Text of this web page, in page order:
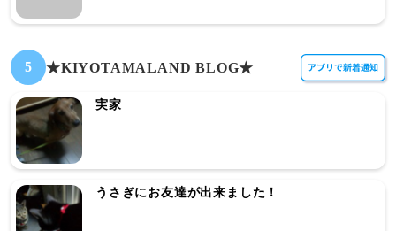
5 ★KIYOTAMALAND BLOG★
実家
うさぎにお友達が出来ました！